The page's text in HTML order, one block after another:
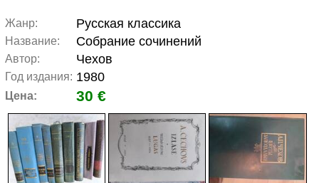
Жанр: Русская классика
Название: Собрание сочинений
Автор: Чехов
Год издания: 1980
Цена: 30 €